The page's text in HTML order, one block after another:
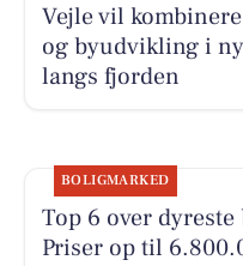
Vejle vil
og byudvikling i
langs fjorden
BOLIGMARKED
Top 6 over
Priser op til